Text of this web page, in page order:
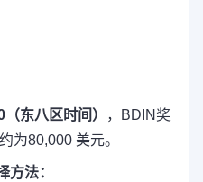
东八区时间）
，BDIN奖
为80,000 美元。
方法：